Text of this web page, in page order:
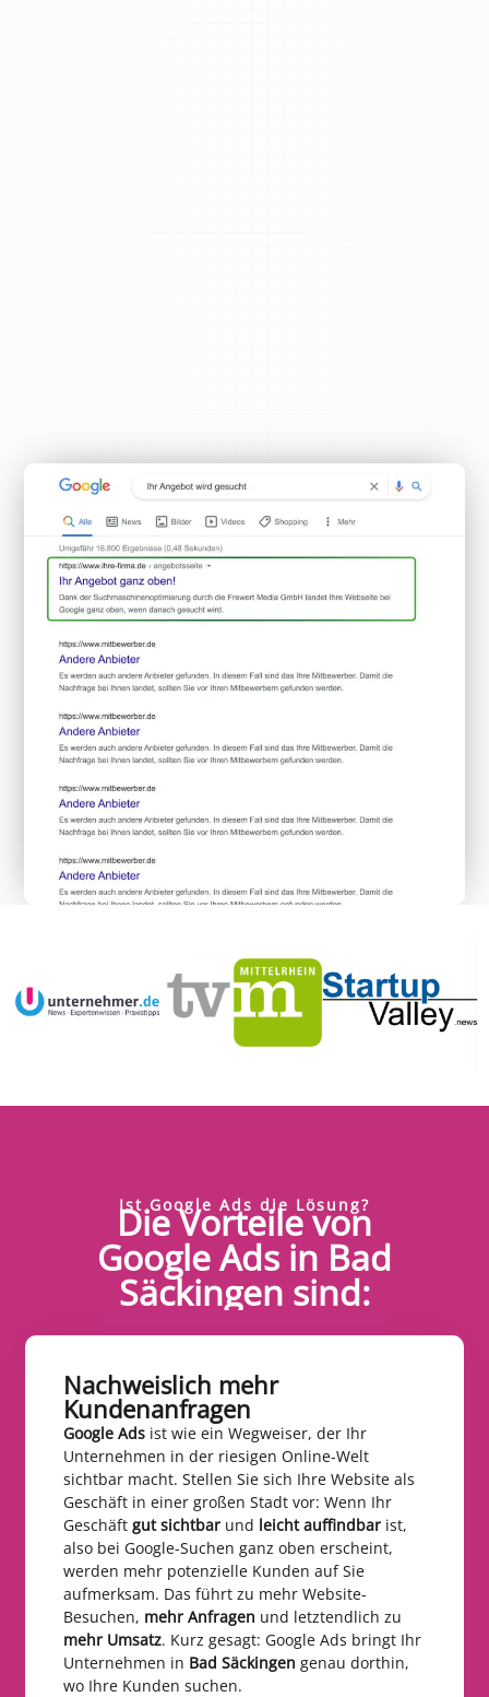
Ist Google Ads die Lösung?
Die Vorteile von
Google Ads in Bad
Säckingen sind:
Nachweislich mehr
Kundenanfragen​
Google Ads ist wie ein Wegweiser, der Ihr
Unternehmen in der riesigen Online-Welt
sichtbar macht. Stellen Sie sich Ihre Website als
Geschäft in einer großen Stadt vor: Wenn Ihr
Geschäft gut sichtbar und leicht auffindbar ist,
also bei Google-Suchen ganz oben erscheint,
werden mehr potenzielle Kunden auf Sie
aufmerksam. Das führt zu mehr Website-
Besuchen, mehr Anfragen und letztendlich zu
mehr Umsatz. Kurz gesagt: Google Ads bringt Ihr
Unternehmen in Bad Säckingen genau dorthin,
wo Ihre Kunden suchen.